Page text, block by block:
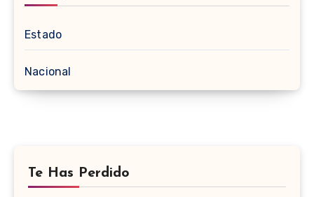
Estado
Nacional
Te Has Perdido